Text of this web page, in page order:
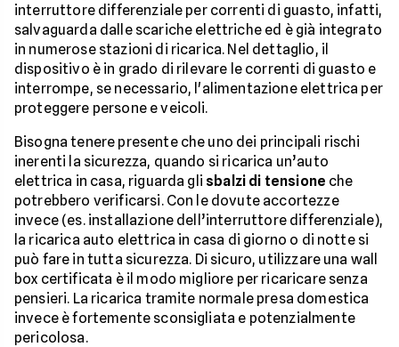
interruttore differenziale per correnti di guasto, infatti,
salvaguarda dalle scariche elettriche ed è già integrato
in numerose stazioni di ricarica. Nel dettaglio, il
dispositivo è in grado di rilevare le correnti di guasto e
interrompe, se necessario, l'alimentazione elettrica per
proteggere persone e veicoli.
Bisogna tenere presente che uno dei principali rischi
inerenti la sicurezza, quando si ricarica un’auto
elettrica in casa, riguarda gli sbalzi di tensione che
potrebbero verificarsi. Con le dovute accortezze
invece (es. installazione dell’interruttore differenziale),
la ricarica auto elettrica in casa di giorno o di notte si
può fare in tutta sicurezza. Di sicuro, utilizzare una wall
box certificata è il modo migliore per ricaricare senza
pensieri. La ricarica tramite normale presa domestica
invece è fortemente sconsigliata e potenzialmente
pericolosa.